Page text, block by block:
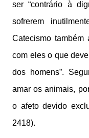
ser “contrário à
sofrerem
Catecismo
com eles o que
dos homens”.
amar os animais,
o afeto devido
2418).